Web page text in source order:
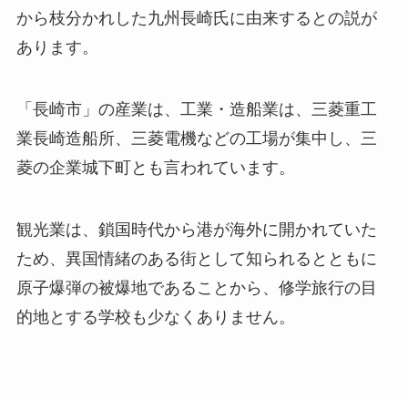
から枝分かれした九州長崎氏に由来するとの説が
あります。
「長崎市」の産業は、工業・造船業は、三菱重工
業長崎造船所、三菱電機などの工場が集中し、三
菱の企業城下町とも言われています。
観光業は、鎖国時代から港が海外に開かれていた
ため、異国情緒のある街として知られるとともに
原子爆弾の被爆地であることから、修学旅行の目
的地とする学校も少なくありません。